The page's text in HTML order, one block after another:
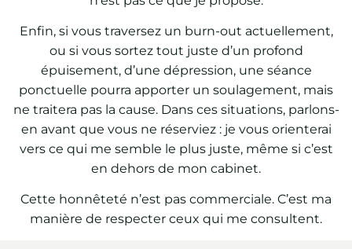
Enfin, si vous traversez un burn-out actuellement,
ou si vous sortez tout juste d’un profond
épuisement, d’une dépression, une séance
ponctuelle pourra apporter un soulagement, mais
ne traitera pas la cause. Dans ces situations, parlons-
en avant que vous ne réserviez : je vous orienterai
vers ce qui me semble le plus juste, même si c’est
en dehors de mon cabinet.
Cette honnêteté n’est pas commerciale. C’est ma
manière de respecter ceux qui me consultent.